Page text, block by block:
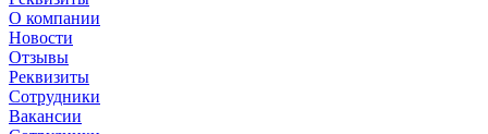
О компании
Новости
Отзывы
Реквизиты
Сотрудники
Вакансии